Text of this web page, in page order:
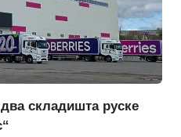
складишта руске